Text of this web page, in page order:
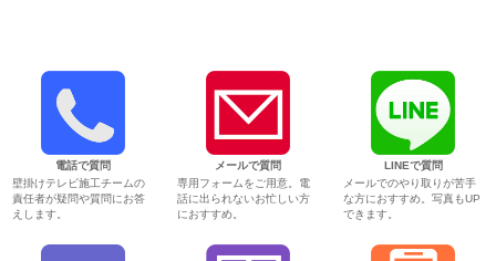
電話で質問
壁掛けテレビ施工チームの
責任者が疑問や質問にお答
えします。
メールで質問
専用フォームをご用意。電
話に出られないお忙しい方
におすすめ。
LINEで質問
メールでのやり取りが苦手
な方におすすめ。写真もUP
できます。